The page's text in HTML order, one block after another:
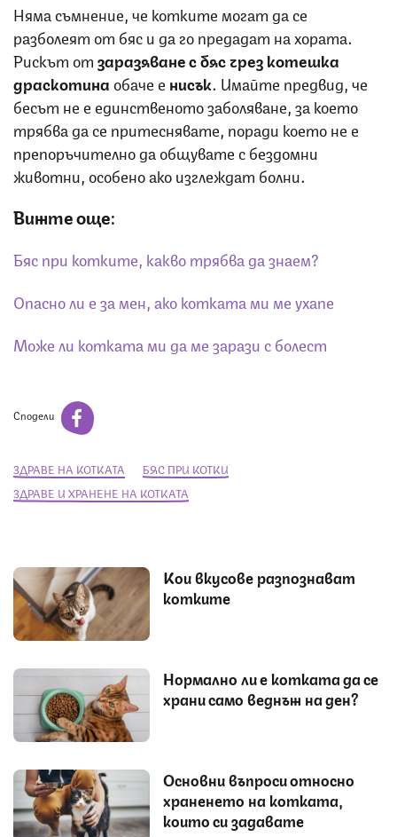
Няма съмнение, че котките могат да се
разболеят от бяс и да го предадат на хората.
Рискът отзаразяване с бяс чрез котешка
драскотинаобаче е нисък. Имайте предвид, че
бесът не е единственото заболяване, за което
трябва да се притеснявате, поради което не е
препоръчително да общувате с бездомни
животни, особено ако изглеждат болни.
Вижте още:
Бяс при котките, какво трябва да знаем?
Опасно ли е за мен, ако котката ми ме ухапе
Може ли котката ми да ме зарази с болест
Сподели
ЗДРАВЕ НА КОТКАТА
БЯС ПРИ КОТКИ
ЗДРАВЕ И ХРАНЕНЕ НА КОТКАТА
Кои вкусове разпознават
котките
Нормално ли е котката да се
храни само веднъж на ден?
Основни въпроси относно
храненето на котката,
които си задавате